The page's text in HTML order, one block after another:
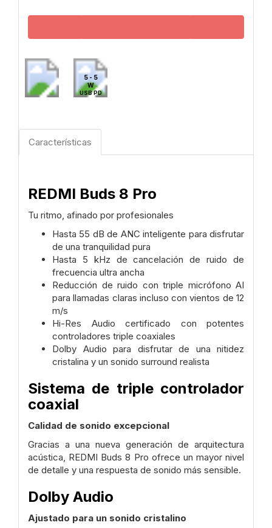
5 - 5
W
USB PD
Características
REDMI Buds 8 Pro
Tu ritmo, afinado por profesionales
Hasta 55 dB de ANC inteligente para disfrutar
de una tranquilidad pura
Hasta 5 kHz de cancelación de ruido de
frecuencia ultra ancha
Reducción de ruido con triple micrófono AI
para llamadas claras incluso con vientos de 12
m/s
Hi-Res Audio certificado con potentes
controladores triple coaxiales
Dolby Audio para disfrutar de una nitidez
cristalina y un sonido surround realista
Sistema de triple controlador
coaxial
Calidad de sonido excepcional
Gracias a una nueva generación de arquitectura
acústica, REDMI Buds 8 Pro ofrece un mayor nivel
de detalle y una respuesta de sonido más sensible.
Dolby Audio
Ajustado para un sonido cristalino